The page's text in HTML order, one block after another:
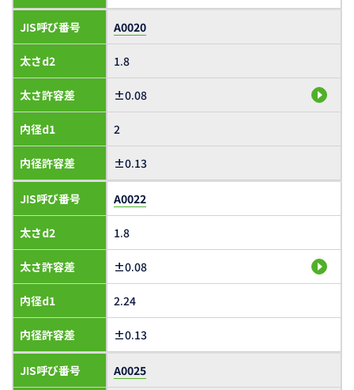
JIS呼び番号
太さd2
太さ許容差
内径d1
内径許容差
A0020
1.8
±0.08
2
±0.13
JIS呼び番号
太さd2
太さ許容差
内径d1
内径許容差
A0022
1.8
±0.08
2.24
±0.13
JIS呼び番号 A0025